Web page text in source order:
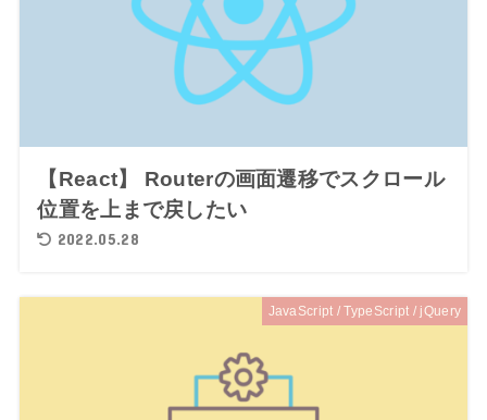
【React】 Routerの画面遷移でスクロール
位置を上まで戻したい
2022.05.28
JavaScript / TypeScript / jQuery